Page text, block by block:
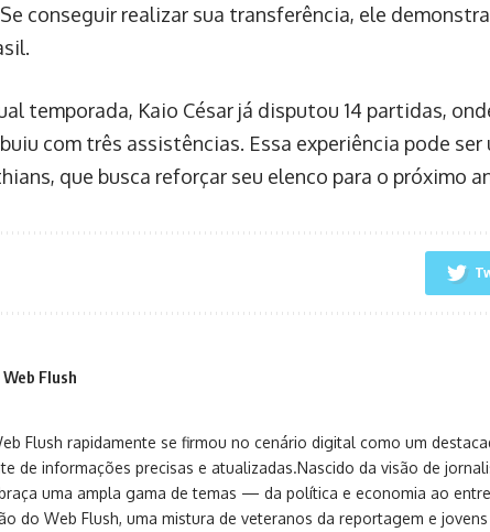
conseguir realizar sua transferência, ele
temporada, Kaio César já disputou 14 partidas,
com três assistências. Essa experiência pode
que busca reforçar seu elenco para o próximo
Flush
Flush rapidamente se firmou no cenário digital como um
de informações precisas e atualizadas.Nascido da visão de
uma ampla gama de temas — da política e economia ao
do Web Flush, uma mistura de veteranos da reportagem e